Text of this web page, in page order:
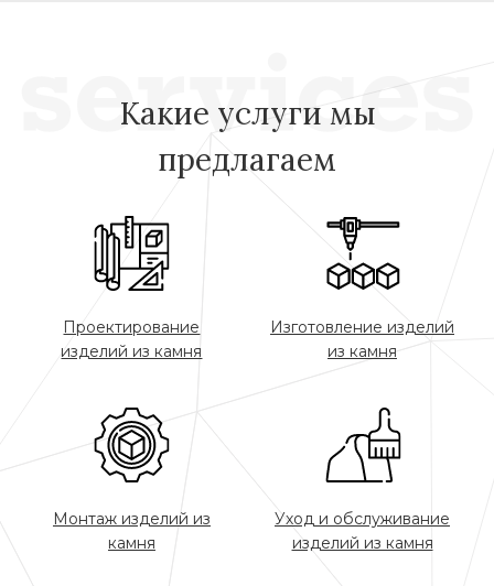
Какие услуги мы
предлагаем
Проектирование
изделий из камня
Изготовление изделий
из камня
Монтаж изделий из
камня
Уход и обслуживание
изделий из камня